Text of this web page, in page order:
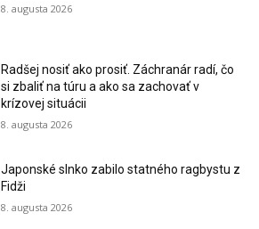
8. augusta 2026
Radšej nosiť ako prosiť. Záchranár radí, čo
si zbaliť na túru a ako sa zachovať v
krízovej situácii
8. augusta 2026
Japonské slnko zabilo statného ragbystu z
Fidži
8. augusta 2026